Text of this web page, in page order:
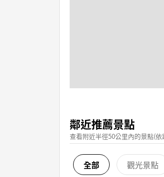
鄰近推薦景點
查看附近半徑50公里內的景點(
全部 觀光景點